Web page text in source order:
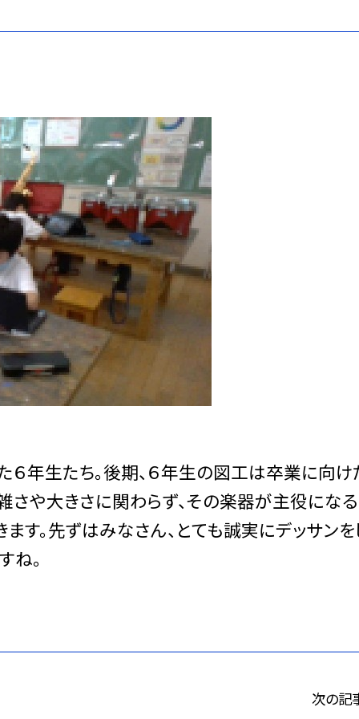
年生たち。後期、６年生の図工は卒業に向
や大きさに関わらず、その楽器が主役にな
す。先ずはみなさん、とても誠実にデッサンを
ね。
次の記